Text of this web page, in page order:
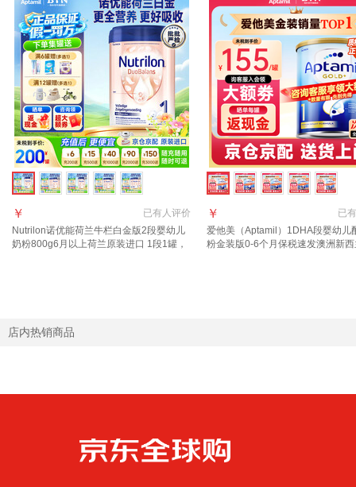
已有人评价
￥
Nutrilon诺优能荷兰牛栏白金版2段婴幼儿
奶粉800g6月以上荷兰原装进口 1段1罐，
已有
￥
爱他美（Aptamil）1DHA段婴幼儿
粉金装版0-6个月保税速发澳洲新
店内热销商品